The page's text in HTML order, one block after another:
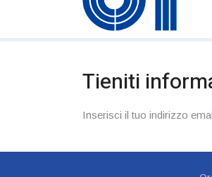
Tieniti
Inserisci il tuo indirizzo